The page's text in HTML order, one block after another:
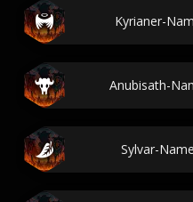
Kyrianer-
Anubisath-
Sylvar-